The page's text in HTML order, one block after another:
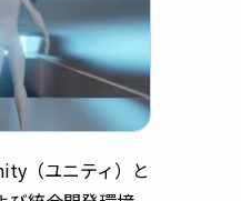
（ユニティ）と